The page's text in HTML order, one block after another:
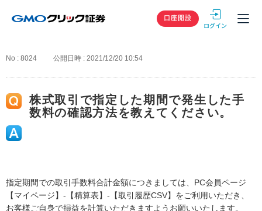
GMOクリック
口座開設
No : 8024 公開日時 : 2021/12/20 10:54
株式取引で指定した期間で発生した手
数料の確認方法を教えてください。
指定期間での取引手数料合計金額につきましては、PC会員ページ
【マイページ】-【精算表】-【取引履歴CSV】をご利用いただき、
お客様ご自身で損益を計算いただきますようお願いいたします。